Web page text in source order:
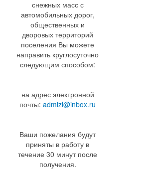
снежных масс с
автомобильных дорог,
общественных и
дворовых территорий
поселения Вы можете
направить круглосуточно
следующим способом:
на адрес электронной
почты:admizl@inbox.ru
Ваши пожелания будут
приняты в работу в
течение 30 минут после
получения.